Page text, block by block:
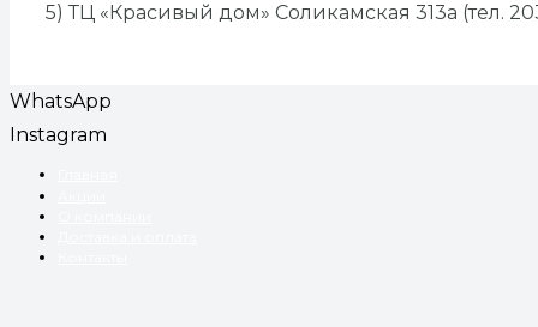
5) ТЦ «Красивый дом» Соликамская 313а (тел.
WhatsApp
Instagram